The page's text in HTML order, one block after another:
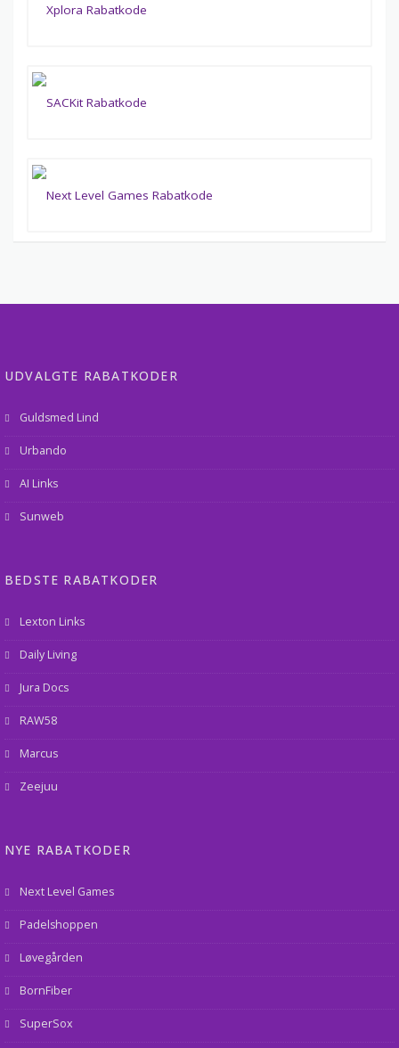
UDVALGTE RABATKODER
Guldsmed Lind
Urbando
AI Links
Sunweb
BEDSTE RABATKODER
Lexton Links
Daily Living
Jura Docs
RAW58
Marcus
Zeejuu
NYE RABATKODER
Next Level Games
Padelshoppen
Løvegården
BornFiber
SuperSox